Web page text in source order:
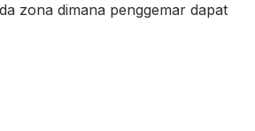
zona dimana penggemar dapat